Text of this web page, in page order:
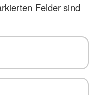
Felder sind